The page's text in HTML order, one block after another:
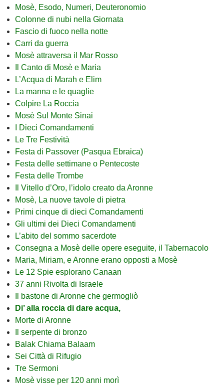
Mosè, Esodo, Numeri, Deuteronomio
Colonne di nubi nella Giornata
Fascio di fuoco nella notte
Carri da guerra
Mosè attraversa il Mar Rosso
Il Canto di Mosè e Maria
L’Acqua di Marah e Elim
La manna e le quaglie
Colpire La Roccia
Mosè Sul Monte Sinai
I Dieci Comandamenti
Le Tre Festività
Festa di Passover (Pasqua Ebraica)
Festa delle settimane o Pentecoste
Festa delle Trombe
Il Vitello d’Oro, l’idolo creato da Aronne
Mosè, La nuove tavole di pietra
Primi cinque di dieci Comandamenti
Gli ultimi dei Dieci Comandamenti
L’abito del sommo sacerdote
Consegna a Mosè delle opere eseguite, il Tabernacolo
Maria, Miriam, e Aronne erano opposti a Mosè
Le 12 Spie esplorano Canaan
37 anni Rivolta di Israele
Il bastone di Aronne che germogliò
Di’ alla roccia di dare acqua,
Morte di Aronne
Il serpente di bronzo
Balak Chiama Balaam
Sei Città di Rifugio
Tre Sermoni
Mosè visse per 120 anni morì